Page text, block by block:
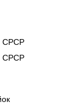
СРСР
СРСР